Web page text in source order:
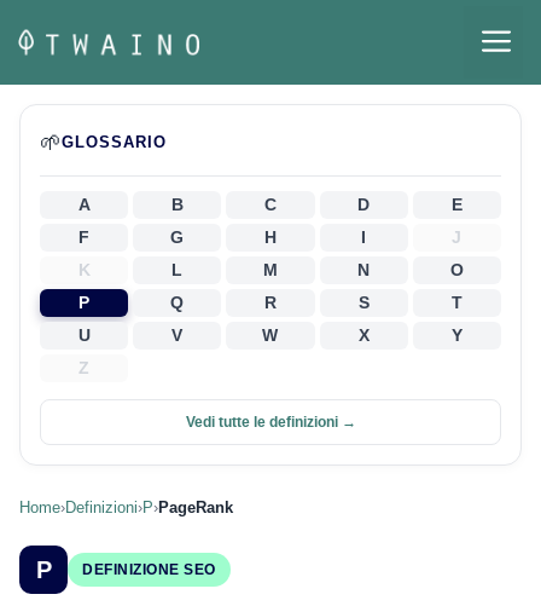
contenuto
🌱GLOSSARIO
A B C D
E
F
G H I
J
K
L M N
O
P
Q R S
T
U
V W X
Y
Z
Vedi tutte le definizioni →
Home›Definizioni›P›PageRank
P DEFINIZIONE SEO